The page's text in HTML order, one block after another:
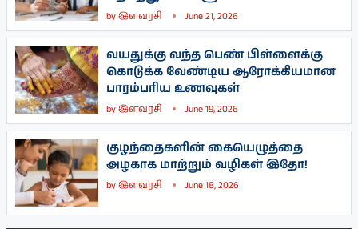
byஇளவரசி June 21, 2026
வயதுக்கு வந்த பெண் பிள்ளைக்கு
கொடுக்க வேண்டிய ஆரோக்கியமான
பாரம்பரிய உணவுகள்
byஇளவரசி June 19, 2026
குழந்தைகளின் கையெழுத்தை
அழகாக மாற்றும் வழிகள் இதோ!
byஇளவரசி June 18, 2026